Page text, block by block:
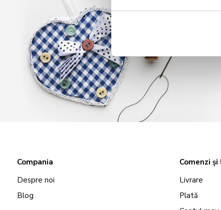
Compania
Despre noi
Blog
Comenzi
Livrare
Plată